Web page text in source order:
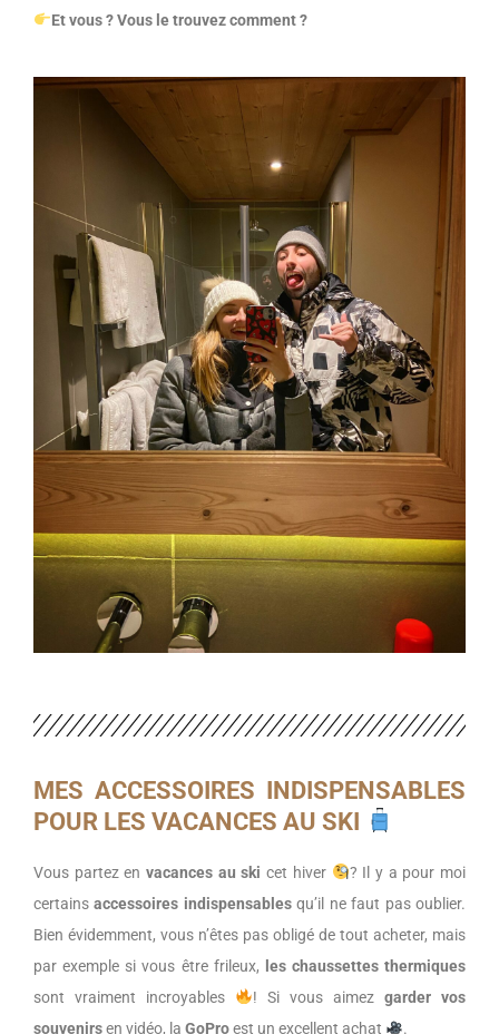
Et vous ? Vous le trouvez comment ?
MES ACCESSOIRES INDISPENSABLES
POUR LES VACANCES AU SKI
Vous partez envacances au ski cet hiver
? Il y a pour moi
certainsaccessoires indispensablesqu’il ne faut pas oublier.
Bien évidemment, vous n’êtes pas obligé de tout acheter, mais
par exemple si vous être frileux,
les chaussettes thermiques
sont vraiment incroyables
! Si vous aimez garder vos
souvenirsen vidéo, la GoProest un excellent achat .